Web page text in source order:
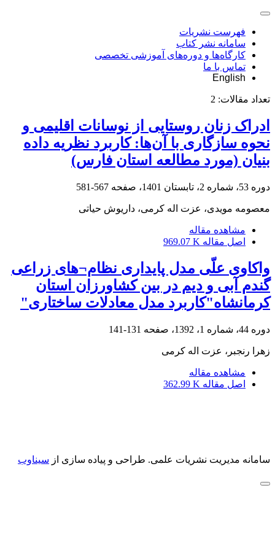
فهرست نشریات
سامانه نشر کتاب
کارگاه‌ها و دوره‌های آموزشی تخصصی
تماس با ما
English
تعداد مقالات: 2
ادراک زنان روستایی از نوسانات اقلیمی و
نحوه سازگاری با آن‌ها: کاربرد نظریه داده
بنیان (مورد مطالعه استان فارس)
دوره 53، شماره 2، تابستان 1401، صفحه 567-581
معصومه مویدی، عزت اله کرمی، داریوش حیاتی
مشاهده مقاله
اصل مقاله 969.07 K
واکاوی علّی مدل پایداری نظام¬های زراعی
گندم آبی و دیم در بین کشاورزان استان
کرمانشاه"کاربرد مدل معادلات ساختاری"
دوره 44، شماره 1، 1392، صفحه 131-141
زهرا رنجبر، عزت اله کرمی
مشاهده مقاله
اصل مقاله 362.99 K
سامانه مدیریت نشریات علمی. طراحی و پیاده سازی از سیناوب